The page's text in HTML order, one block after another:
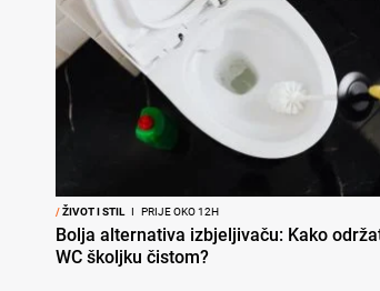
/ŽIVOT I STIL I PRIJE OKO 12H
Bolja alternativa izbjeljivaču: Kako
WC školjku čistom?